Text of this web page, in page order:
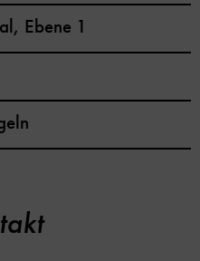
Ebene 1